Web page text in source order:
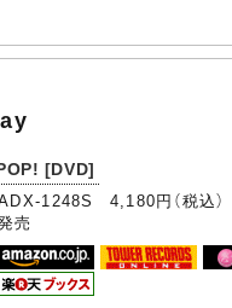
[DVD]
1248S 4,180円（税込）
売